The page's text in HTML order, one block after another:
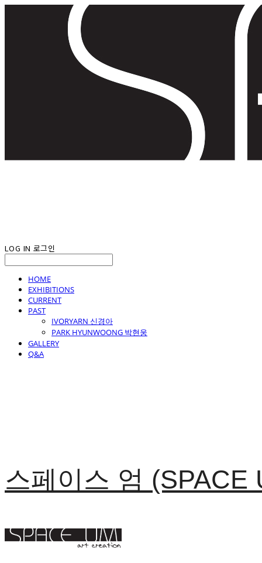
LOG IN 로그인
HOME
EXHIBITIONS
CURRENT
PAST
IVORYARN 신경아
PARK HYUNWOONG 박현웅
GALLERY
Q&A
스페이스 엄 (SPACE